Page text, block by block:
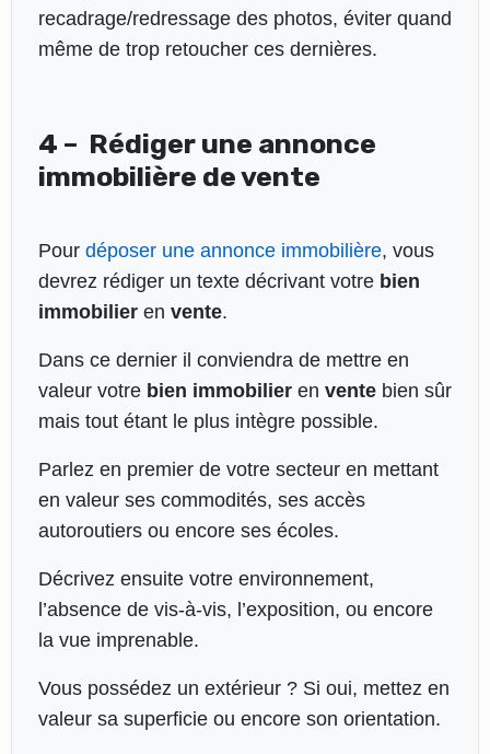
recadrage/redressage des photos, éviter quand
même de trop retoucher ces dernières.
4 – Rédiger une annonce
immobilière de vente
Pour déposer une annonce immobilière, vous
devrez rédiger un texte décrivant votre bien
immobilier en vente.
Dans ce dernier il conviendra de mettre en
valeur votre bien immobilier en ventebien sûr
mais tout étant le plus intègre possible.
Parlez en premier de votre secteur en mettant
en valeur ses commodités, ses accès
autoroutiers ou encore ses écoles.
Décrivez ensuite votre environnement,
l’absence de vis-à-vis, l’exposition, ou encore
la vue imprenable.
Vous possédez un extérieur ? Si oui, mettez en
valeur sa superficie ou encore son orientation.